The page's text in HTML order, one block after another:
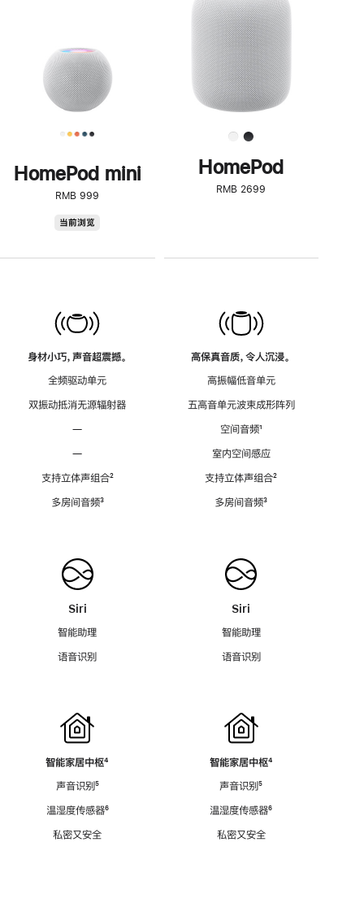
HomePod mini
RMB 999
当前浏览
身材小巧，声音超震撼。
全频驱动单元
双振动抵消无源辐射器
—
—
支持立体声组合脚
²
多房间音频脚
³
Siri
智能助理
语音识别
智能家居中枢脚
⁴
声音识别脚
⁵
温湿度传感器脚
⁶
私密又安全
了
解
HomePod<
HomePod
RMB 2699
高保真音质，令人沉浸。
高振幅低音单元
五高音单元波束成形阵列
空间音频脚
¹
室内空间感应
支持立体声组合脚
²
多房间音频脚
³
Siri
智能助理
语音识别
智能家居中枢脚
⁴
声音识别脚
⁵
温湿度传感器脚
⁶
私密又安全